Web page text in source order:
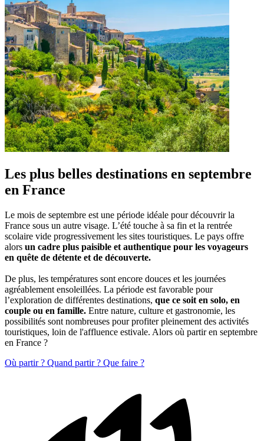
Les plus belles destinations en septembre
en France
Le mois de septembre est une période idéale pour découvrir la
France sous un autre visage. L’été touche à sa fin et la rentrée
scolaire vide progressivement les sites touristiques. Le pays offre
alors un cadre plus paisible et authentique pour les voyageurs
en quête de détente et de découverte.
De plus, les températures sont encore douces et les journées
agréablement ensoleillées. La période est favorable pour
l’exploration de différentes destinations, que ce soit en solo, en
couple ou en famille. Entre nature, culture et gastronomie, les
possibilités sont nombreuses pour profiter pleinement des activités
touristiques, loin de l'affluence estivale. Alors où partir en septembre
en France ?
Où partir ? Quand partir ? Que faire ?